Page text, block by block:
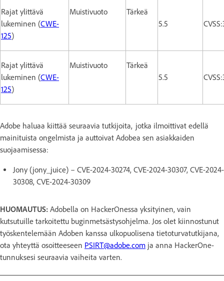
Rajat ylittävä
lukeminen (CWE-
125)
Muistivuoto
Tärkeä
5.5
Rajat ylittävä
lukeminen (CWE-
125)
Muistivuoto
Tärkeä
5.5
Adobe haluaa kiittää seuraavia tutkijoita, jotka ilmoittivat edellä
mainituista ongelmista ja auttoivat Adobea sen asiakkaiden
suojaamisessa:
Jony (jony_juice) – CVE-2024-30274, CVE-2024-30307, CVE-2024-
30308, CVE-2024-30309
HUOMAUTUS: Adobella on HackerOnessa yksityinen, vain
kutsutuille tarkoitettu buginmetsästysohjelma. Jos olet kiinnostunut
työskentelemään Adoben kanssa ulkopuolisena tietoturvatutkijana,
ota yhteyttä osoitteeseen PSIRT@adobe.com ja anna HackerOne-
tunnuksesi seuraavia vaiheita varten.